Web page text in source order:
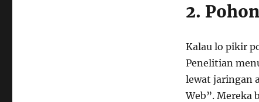
2.
Kalau lo pikir
Penelitian
lewat jaringan
Web”. Mereka